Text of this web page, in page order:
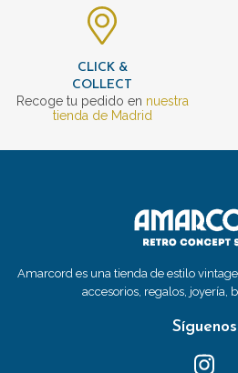
CLICK &
COLLECT
Recoge tu pedido en nuestra
tienda de Madrid
Amarcord es una tienda de estilo
accesorios, regalos, joyería,
Síguenos